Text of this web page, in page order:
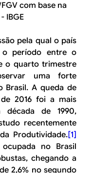
com base na
IBGE
pela qual o país
o período entre o
o quarto trimestre
uma forte
Brasil. A queda de
2016 foi a mais
década de 1990,
recentemente
Produtividade.[1]
no Brasil
chegando a
2,6% no segundo